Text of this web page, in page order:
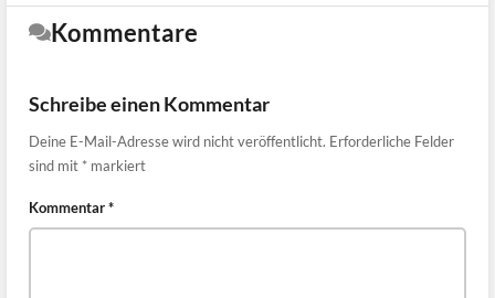
Kommentare
Schreibe einen Kommentar
Deine E-Mail-Adresse wird nicht veröffentlicht. Erforderliche Felder
sind mit * markiert
Kommentar*